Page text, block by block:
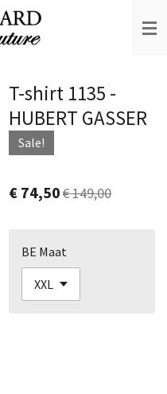
T-shirt 1135 -
HUBERT GASSER
Sale!
€ 74,50€ 149,00
BE Maat